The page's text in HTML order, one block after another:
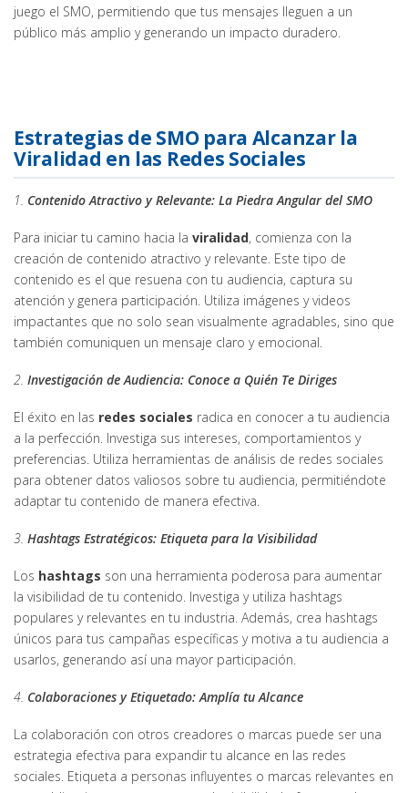
juego el SMO, permitiendo que tus mensajes lleguen a un
público más amplio y generando un impacto duradero.
Estrategias de SMO para Alcanzar la
Viralidad en las Redes Sociales
1. Contenido Atractivo y Relevante: La Piedra Angular del SMO
Para iniciar tu camino hacia la viralidad, comienza con la
creación de contenido atractivo y relevante. Este tipo de
contenido es el que resuena con tu audiencia, captura su
atención y genera participación. Utiliza imágenes y videos
impactantes que no solo sean visualmente agradables, sino que
también comuniquen un mensaje claro y emocional.
2. Investigación de Audiencia: Conoce a Quién Te Diriges
El éxito en las redes sociales radica en conocer a tu audiencia
a la perfección. Investiga sus intereses, comportamientos y
preferencias. Utiliza herramientas de análisis de redes sociales
para obtener datos valiosos sobre tu audiencia, permitiéndote
adaptar tu contenido de manera efectiva.
3. Hashtags Estratégicos: Etiqueta para la Visibilidad
Los hashtags son una herramienta poderosa para aumentar
la visibilidad de tu contenido. Investiga y utiliza hashtags
populares y relevantes en tu industria. Además, crea hashtags
únicos para tus campañas específicas y motiva a tu audiencia a
usarlos, generando así una mayor participación.
4. Colaboraciones y Etiquetado: Amplía tu Alcance
La colaboración con otros creadores o marcas puede ser una
estrategia efectiva para expandir tu alcance en las redes
sociales. Etiqueta a personas influyentes o marcas relevantes en